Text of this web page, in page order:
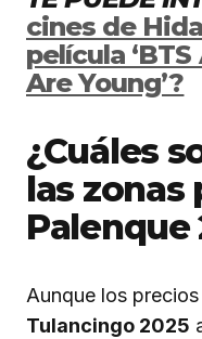
cines de
película
Are Young’?
¿Cuáles
las zonas
Palenque
Aunque los
Tulancingo 2025